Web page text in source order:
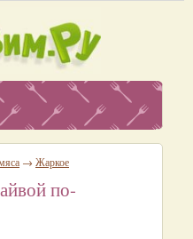
→ Жаркое
по-